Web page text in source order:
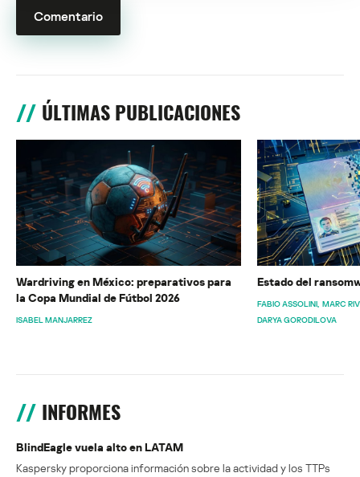
ÚLTIMAS PUBLICACIONES
Wardriving en México: preparativos para
la Copa Mundial de Fútbol 2026
ISABEL MANJARREZ
Estado del
FABIO ASSOLINI MARC
DARYA GORODILOVA
INFORMES
BlindEagle vuela alto en LATAM
Kaspersky proporciona información sobre la actividad y los TTPs